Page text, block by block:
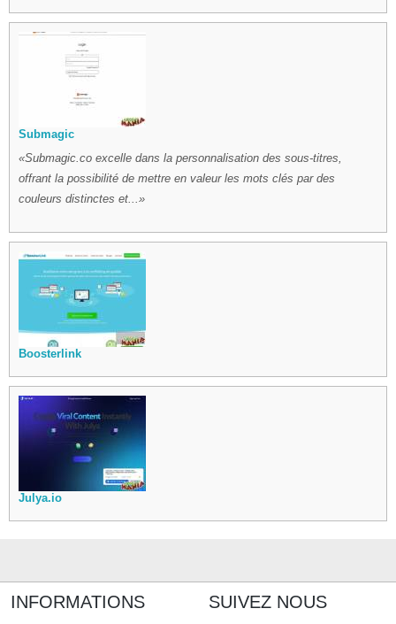
Submagic
Submagic.co excelle dans la personnalisation des sous-titres,
offrant la possibilité de mettre en valeur les mots clés par des
couleurs distinctes et...
Boosterlink
Julya.io
INFORMATIONS SUIVEZ NOUS